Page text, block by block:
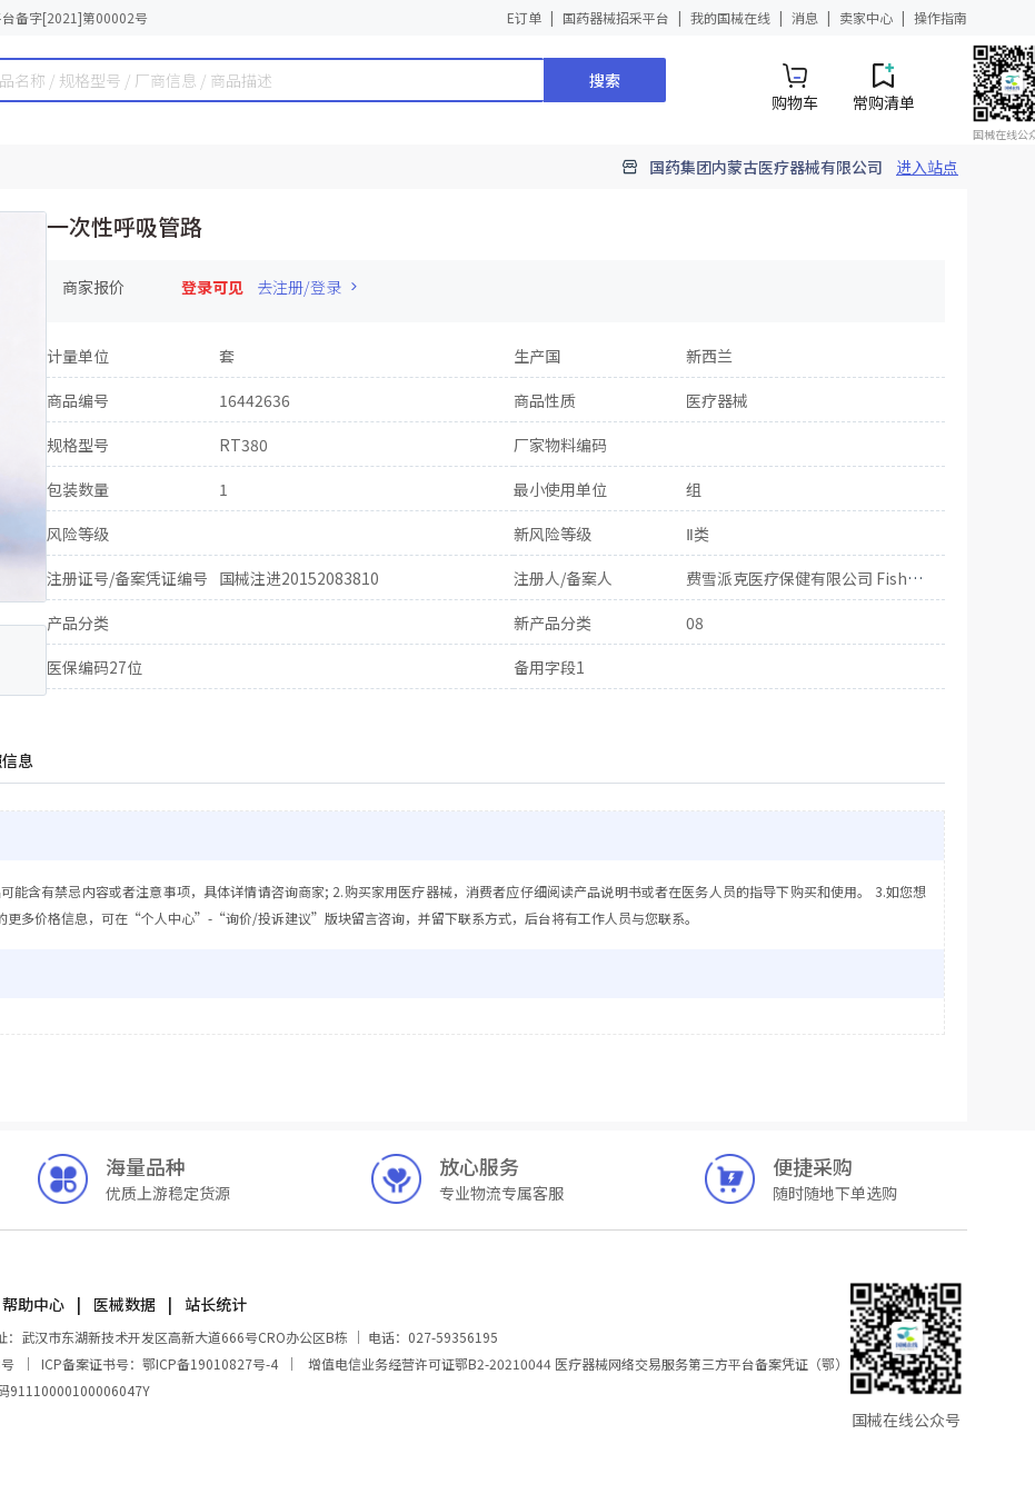
台备字[2021]第00002号 E订单 国药器械招采平台 我的国械在线 消息 卖家中心 操作指南
搜索
购物车 常购清单
国械在线公
国药集团内蒙古医疗器械有限公司 进入站点
一次性呼吸管路
商家报价 登录可见 去注册/登录
计量单位 套 生产国
新西兰
商品编号
16442636 商品性质
医疗器械
规格型号
RT380
厂家物料编码
包装数量
1 最小使用单位
组
风险等级
新风险等级
Ⅱ类
注册证号/备案凭证编号 国械注进20152083810 注册人/备案人
费雪派克医疗保健有限公司 Fisher & Paykel Healthcare Limited
产品分类
新产品分类
08
医保编码27位
备用字段1
息
能含有禁忌内容或者注意事项，具体详情请咨询商家; 2.购买家用医疗器械，消费者应仔细阅读产品说明书或者在医务人员的指导下购买和使用。 3.如您想
多价格信息，可在“个人中心”-“询价/投诉建议”版块留言咨询，并留下联系方式，后台将有工作人员与您联系。
海量品种
优质上游稳定货源
放心服务
专业物流专属客服
便捷采购
随时随地下单选购
帮助中心 医械数据 站长统计
武汉市东湖新技术开发区高新大道666号CRO办公区B栋 ｜ 电话：027-59356195
｜ ICP备案证书号：鄂ICP备19010827号-4 ｜ 增值电信业务经营许可证鄂B2-20210044 医疗器械网络交易服务第三方平台备案凭证（鄂）
91110000100006047Y
国械在线公众号